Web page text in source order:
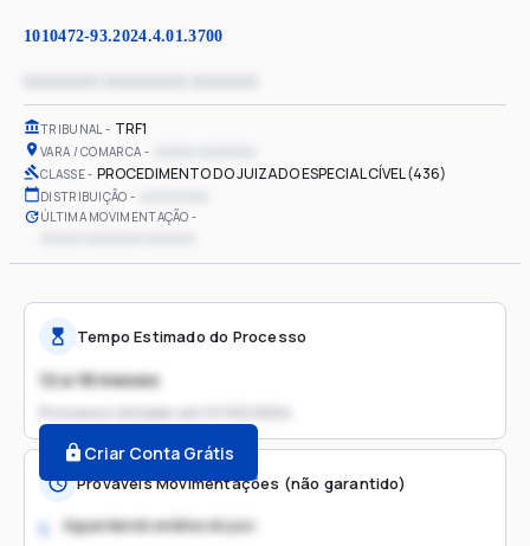
1010472-93.2024.4.01.3700
TRIBUNAL TRF1
VARA / COMARCA
CLASSE PROCEDIMENTO DO JUIZADO ESPECIAL CÍVEL (436)
DISTRIBUIÇÃO
ÚLTIMA MOVIMENTAÇÃO
Tempo Estimado do Processo
12 a 18 meses
Processo iniciado em
Criar Conta Grátis
Prováveis Movimentações (não garantido)
1. Aguardando análise do juiz